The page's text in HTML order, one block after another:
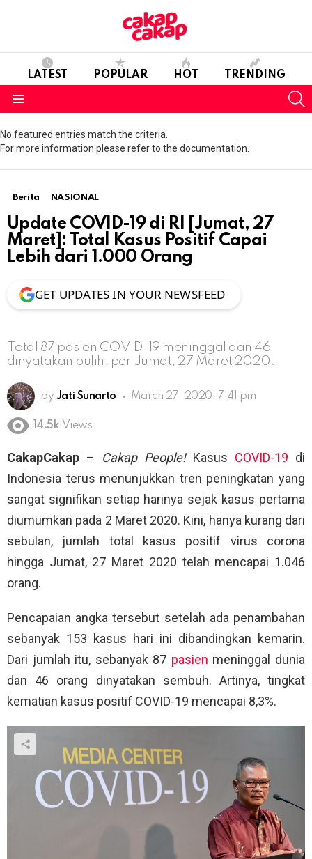
LATEST POPULAR HOT TRENDING
No featured entries match the criteria.
For more information please refer to the documentation.
Berita NASIONAL
Update COVID-19 di RI [Jumat, 27
Maret]: Total Kasus Positif Capai
Lebih dari 1.000 Orang
GET UPDATES IN YOUR NEWSFEED
Total 87 pasien COVID-19 meninggal dan 46
dinyatakan pulih, per Jumat, 27 Maret 2020.
by Jati Sunarto March 27, 2020, 7:41 pm
14.5k Views
CakapCakap – Cakap People!Kasus COVID-19 di
Indonesia terus menunjukkan tren peningkatan yang
sangat signifikan setiap harinya sejak kasus pertama
diumumkan pada 2 Maret 2020. Kini, hanya kurang dari
sebulan, jumlah total kasus positif virus corona
hingga Jumat, 27 Maret 2020 telah mencapai 1.046
orang.
Pencapaian angka tersebut setelah ada penambahan
sebanyak 153 kasus hari ini dibandingkan kemarin.
Dari jumlah itu, sebanyak 87 pasien meninggal dunia
dan 46 orang dinyatakan sembuh. Artinya, tingkat
kematian kasus positif COVID-19 mencapai 8,3%.